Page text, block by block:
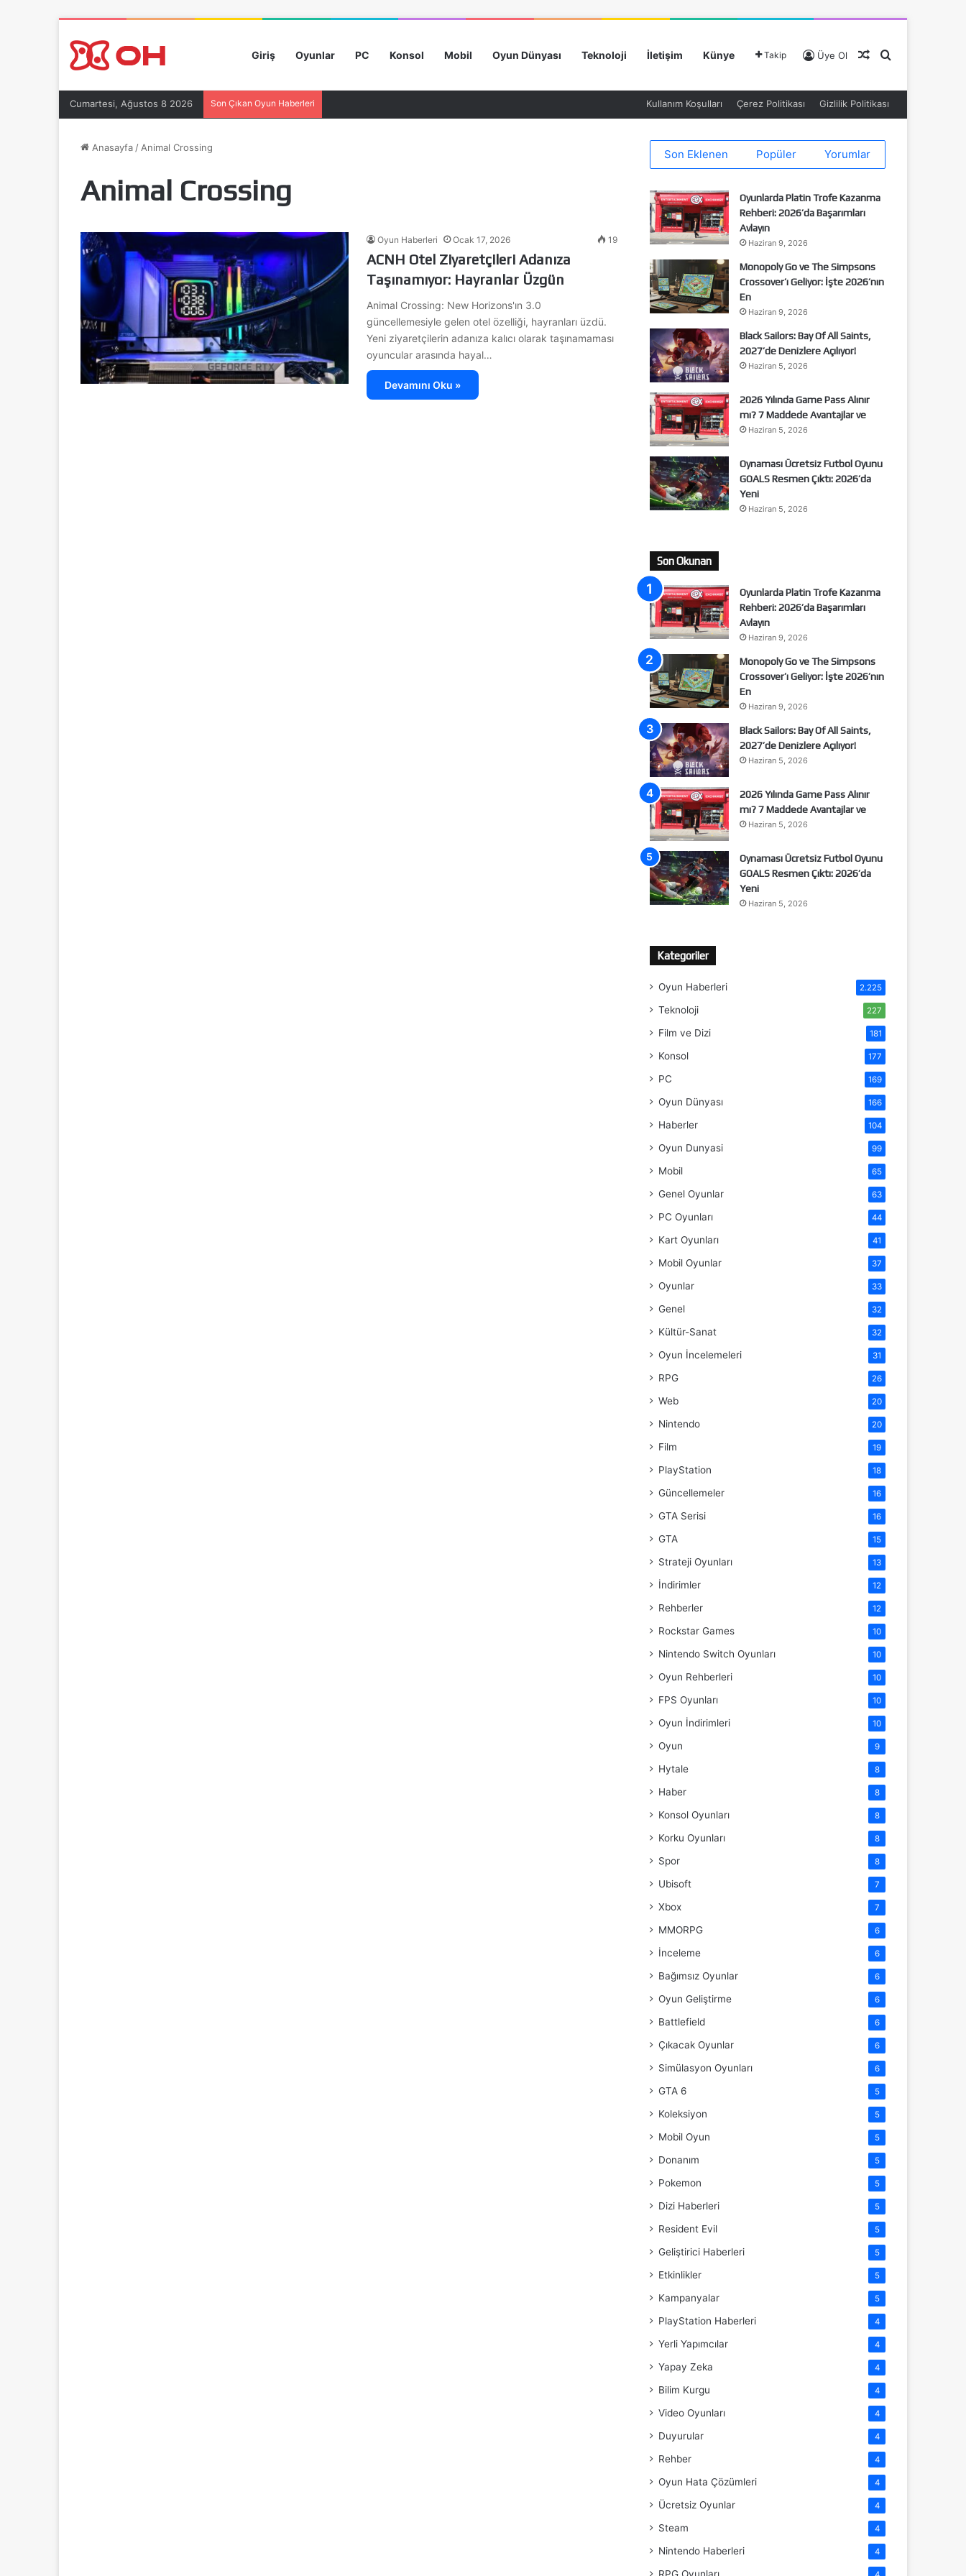
Giriş Oyunlar PC Konsol Mobil Oyun Dünyası Teknoloji İletişim Künye Takip Üye Ol Rastgele Makale
Arama yap ...
Cumartesi, Ağustos 8 2026 Son Çıkan Oyun Haberleri Kullanım Koşulları Çerez Politikası Gizlilik Politikası
Anasayfa / Animal Crossing
Animal Crossing
Oyun Haberleri Ocak 17, 2026 19
ACNH Otel Ziyaretçileri Adanıza
Taşınamıyor: Hayranlar Üzgün
Animal Crossing: New Horizons'ın 3.0
güncellemesiyle gelen otel özelliği, hayranları üzdü.
Yeni ziyaretçilerin adanıza kalıcı olarak taşınamaması
oyuncular arasında hayal…
Devamını Oku »
Son Eklenen Popüler Yorumlar
Oyunlarda Platin Trofe Kazanma
Rehberi: 2026’da Başarımları
Avlayın
Haziran 9, 2026
Monopoly Go ve The Simpsons
Crossover’ı Geliyor: İşte 2026’nın
En
Haziran 9, 2026
Black Sailors: Bay Of All Saints,
2027’de Denizlere Açılıyor!
Haziran 5, 2026
2026 Yılında Game Pass Alınır
mı? 7 Maddede Avantajlar ve
Haziran 5, 2026
Oynaması Ücretsiz Futbol Oyunu
GOALS Resmen Çıktı: 2026’da
Yeni
Haziran 5, 2026
Son Okunan
Oyunlarda Platin Trofe Kazanma
Rehberi: 2026’da Başarımları
Avlayın
Haziran 9, 2026
Monopoly Go ve The Simpsons
Crossover’ı Geliyor: İşte 2026’nın
En
Haziran 9, 2026
Black Sailors: Bay Of All Saints,
2027’de Denizlere Açılıyor!
Haziran 5, 2026
2026 Yılında Game Pass Alınır
mı? 7 Maddede Avantajlar ve
Haziran 5, 2026
Oynaması Ücretsiz Futbol Oyunu
GOALS Resmen Çıktı: 2026’da
Yeni
Haziran 5, 2026
Kategoriler
Oyun Haberleri 2.225
Teknoloji 227
Film ve Dizi 181
Konsol 177
PC 169
Oyun Dünyası 166
Haberler 104
Oyun Dunyasi 99
Mobil 65
Genel Oyunlar 63
PC Oyunları 44
Kart Oyunları 41
Mobil Oyunlar 37
Oyunlar 33
Genel 32
Kültür-Sanat 32
Oyun İncelemeleri 31
RPG 26
Web 20
Nintendo 20
Film 19
PlayStation 18
Güncellemeler 16
GTA Serisi 16
GTA 15
Strateji Oyunları 13
İndirimler 12
Rehberler 12
Rockstar Games 10
Nintendo Switch Oyunları 10
Oyun Rehberleri 10
FPS Oyunları 10
Oyun İndirimleri 10
Oyun 9
Hytale 8
Haber 8
Konsol Oyunları 8
Korku Oyunları 8
Spor 8
Ubisoft 7
Xbox 7
MMORPG 6
İnceleme 6
Bağımsız Oyunlar 6
Oyun Geliştirme 6
Battlefield 6
Çıkacak Oyunlar 6
Simülasyon Oyunları 6
GTA 6 5
Koleksiyon 5
Mobil Oyun 5
Donanım 5
Pokemon 5
Dizi Haberleri 5
Resident Evil 5
Geliştirici Haberleri 5
Etkinlikler 5
Kampanyalar 5
PlayStation Haberleri 4
Yerli Yapımcılar 4
Yapay Zeka 4
Bilim Kurgu 4
Video Oyunları 4
Duyurular 4
Rehber 4
Oyun Hata Çözümleri 4
Ücretsiz Oyunlar 4
Steam 4
Nintendo Haberleri 4